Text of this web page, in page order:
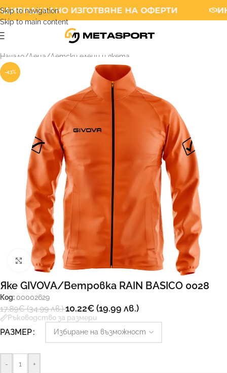
Skip to navigation
Skip to main content
ИЗГОТВЯНЕ НА ОФЕРТИ
Начало/Деца /Детски елеци и якета
-43%
Увеличи
Яке GIVOVA/Ветровка RAIN BASICO 0028
Код: 00002629
17.89€(34.99 лв.)10.22€(19.99 лв.)
Ръководство за размери
РАЗМЕР
- +